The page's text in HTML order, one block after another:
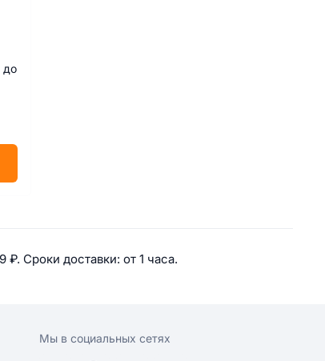
до
аксессуары для собак
₽. Сроки доставки: от 1 часа.
Мы в социальных сетях